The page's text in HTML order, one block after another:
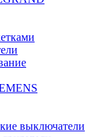
выключатели